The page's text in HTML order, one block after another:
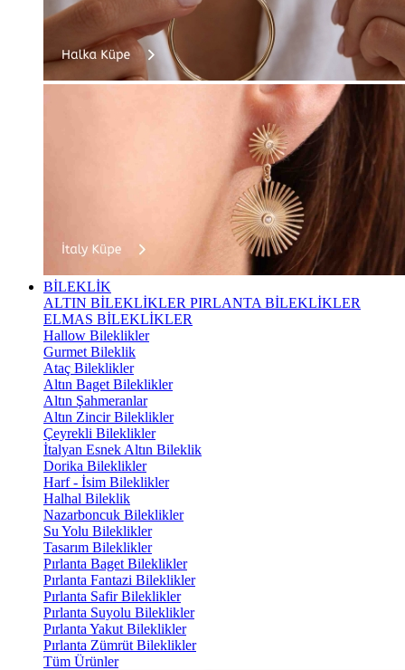
BİLEKLİK
ALTIN BİLEKLİKLER PIRLANTA BİLEKLİKLER
ELMAS BİLEKLİKLER
Hallow Bileklikler
Gurmet Bileklik
Ataç Bileklikler
Altın Baget Bileklikler
Altın Şahmeranlar
Altın Zincir Bileklikler
Çeyrekli Bileklikler
İtalyan Esnek Altın Bileklik
Dorika Bileklikler
Harf - İsim Bileklikler
Halhal Bileklik
Nazarboncuk Bileklikler
Su Yolu Bileklikler
Tasarım Bileklikler
Pırlanta Baget Bileklikler
Pırlanta Fantazi Bileklikler
Pırlanta Safir Bileklikler
Pırlanta Suyolu Bileklikler
Pırlanta Yakut Bileklikler
Pırlanta Zümrüt Bileklikler
Tüm Ürünler